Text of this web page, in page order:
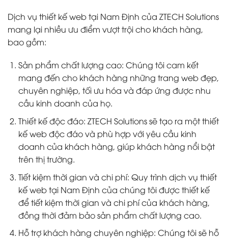
Dịch vụ thiết kế web tại Nam Định của ZTECH Solutions
mang lại nhiều ưu điểm vượt trội cho khách hàng,
bao gồm:
Sản phẩm chất lượng cao: Chúng tôi cam kết
mang đến cho khách hàng những trang web đẹp,
chuyên nghiệp, tối ưu hóa và đáp ứng được nhu
cầu kinh doanh của họ.
Thiết kế độc đáo: ZTECH Solutions sẽ tạo ra một thiết
kế web độc đáo và phù hợp với yêu cầu kinh
doanh của khách hàng, giúp khách hàng nổi bật
trên thị trường.
Tiết kiệm thời gian và chi phí: Quy trình dịch vụ thiết
kế web tại Nam Định của chúng tôi được thiết kế
để tiết kiệm thời gian và chi phí của khách hàng,
đồng thời đảm bảo sản phẩm chất lượng cao.
Hỗ trợ khách hàng chuyên nghiệp: Chúng tôi sẽ hỗ